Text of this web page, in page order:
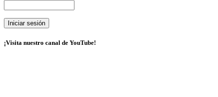
¡Visita nuestro canal de YouTube!